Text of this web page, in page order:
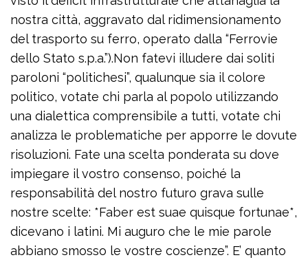
nostra città, aggravato dal ridimensionamento
del trasporto su ferro, operato dalla “Ferrovie
dello Stato s.p.a.”).Non fatevi illudere dai soliti
paroloni “politichesi”, qualunque sia il colore
politico, votate chi parla al popolo utilizzando
una dialettica comprensibile a tutti, votate chi
analizza le problematiche per apporre le dovute
risoluzioni. Fate una scelta ponderata su dove
impiegare il vostro consenso, poiché la
responsabilità del nostro futuro grava sulle
nostre scelte: *Faber est suae quisque fortunae*,
dicevano i latini. Mi auguro che le mie parole
abbiano smosso le vostre coscienze”. E’ quanto